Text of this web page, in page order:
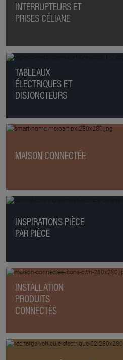
INTERRUPTEURS ET
PRISES CÉLIANE
TABLEAUX
ÉLECTRIQUES ET
DISJONCTEURS
MAISON CONNECTÉE
INSPIRATIONS PIÈCE
PAR PIÈCE
INSTALLATION
PRODUITS
CONNECTÉS